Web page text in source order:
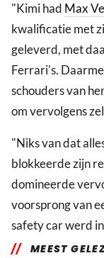
"Kimi had Max
kwalificatie met
geleverd, met
Ferrari's.
schouders van
om vervolgens
"Niks van dat
blokkeerde zijn
domineerde
voorsprong van
safety car werd
MEEST